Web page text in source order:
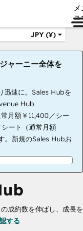
ュ
JPY (¥)
ャーニー全体を
迅速に。Sales Hubを
Hub
月額￥11,400／シー
ート（通常月額
。新規のSales Hubお
成約数を伸ばし、成長を
する